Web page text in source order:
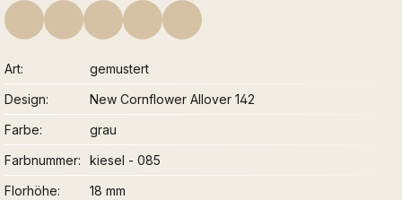
Art
gemustert
Design
New Cornflower Allover 142
Farbe
grau
Farbnummer
kiesel - 085
Florhöhe
18 mm